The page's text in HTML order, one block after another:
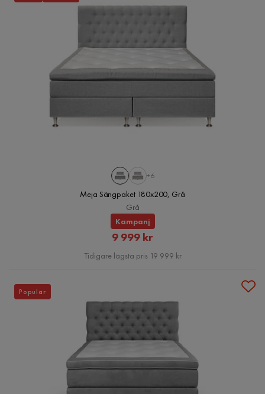
+6
Meja Sängpaket 180x200, Grå
Grå
Kampanj
Rabatterat
Pris
9 999 kr
Tidigare lägsta pris 19 999 kr
Populär